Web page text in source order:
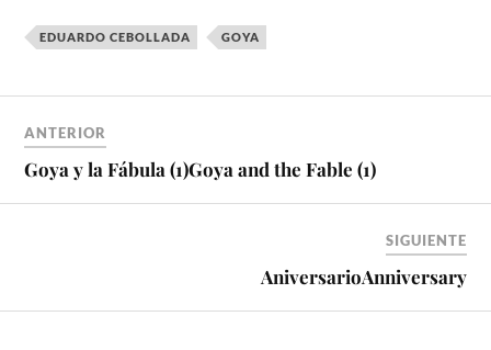
EDUARDO CEBOLLADA GOYA
ANTERIOR
Goya y la Fábula (1)Goya and the Fable (1)
SIGUIENTE
AniversarioAnniversary